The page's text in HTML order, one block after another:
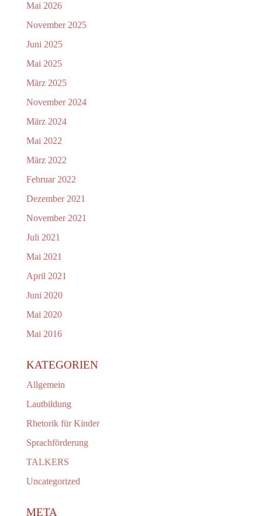
Mai 2026
November 2025
Juni 2025
Mai 2025
März 2025
November 2024
März 2024
Mai 2022
März 2022
Februar 2022
Dezember 2021
November 2021
Juli 2021
Mai 2021
April 2021
Juni 2020
Mai 2020
Mai 2016
KATEGORIEN
Allgemein
Lautbildung
Rhetorik für Kinder
Sprachförderung
TALKERS
Uncategorized
META